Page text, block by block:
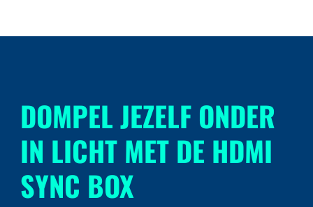
DOMPEL JEZELF ONDER
IN LICHT MET DE HDMI
SYNC BOX